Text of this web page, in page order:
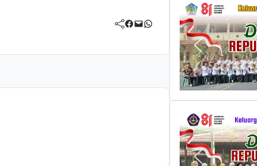
Facebook Mail WhatsApp